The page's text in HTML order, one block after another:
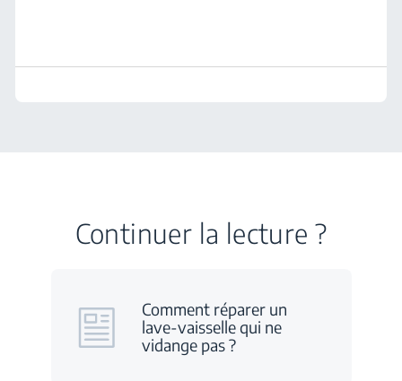
Continuer la lecture ?
Comment réparer un
lave-vaisselle qui ne
vidange pas ?